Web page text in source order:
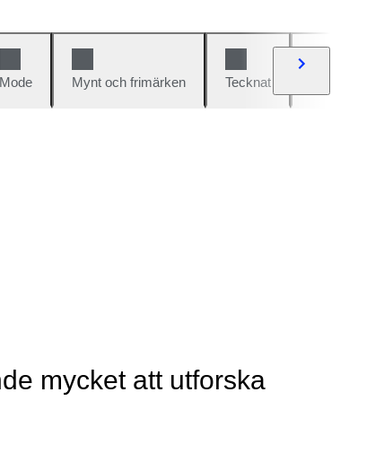
Mode Mynt och frimärken Tecknat
mycket att utforska